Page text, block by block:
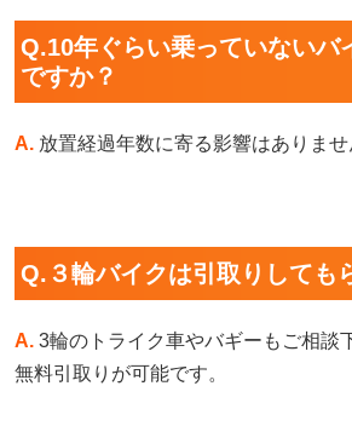
Q.10年ぐらい乗っていないバ
ですか？
A. 放置経過年数に寄る影響はありませ
Q.３輪バイクは引取りしても
A. 3輪のトライク車やバギーもご相談
無料引取りが可能です。